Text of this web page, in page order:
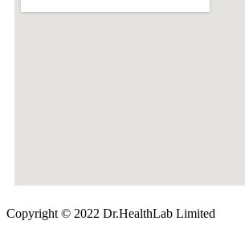
Copyright © 2022 Dr.HealthLab Limited